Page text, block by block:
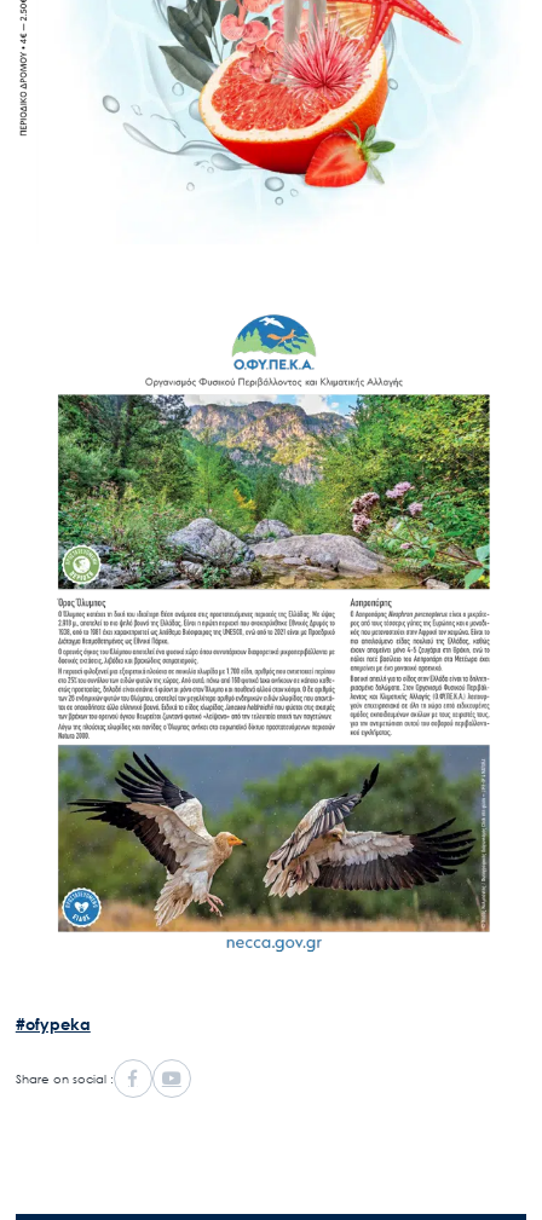
Search
for:
Ο.ΦΥ.ΠΕ.Κ.Α.
Νέα – Δημοσιότητα
Άξονες δράσης
Μ.Δ.Π.Π.
#ofypeka
Share on social :